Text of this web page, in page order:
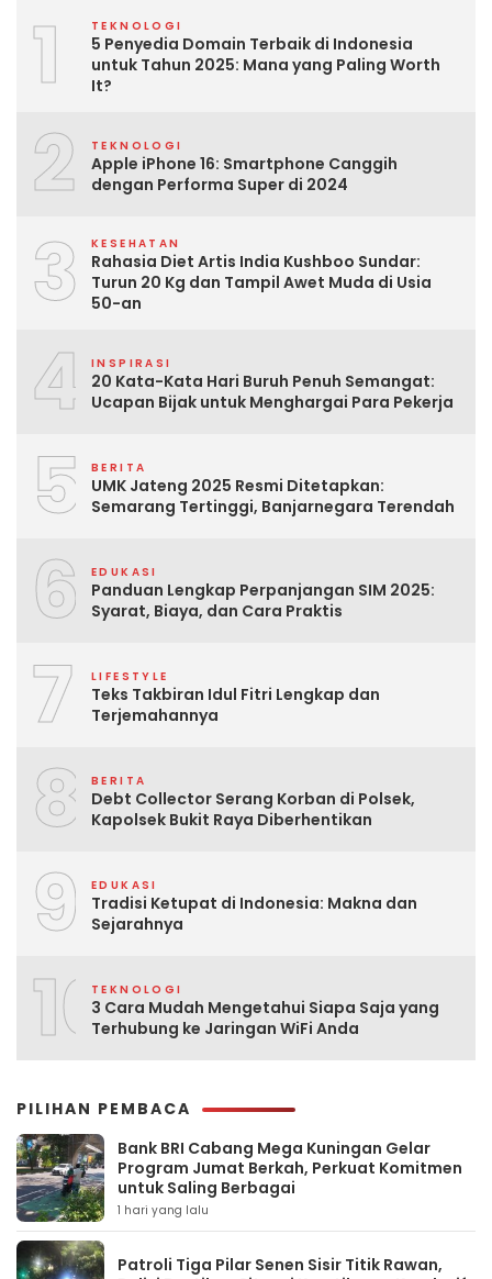
1 TEKNOLOGI
5 Penyedia Domain Terbaik di Indonesia
untuk Tahun 2025: Mana yang Paling Worth
It?
2 TEKNOLOGI
Apple iPhone 16: Smartphone Canggih
dengan Performa Super di 2024
3 KESEHATAN
Rahasia Diet Artis India Kushboo Sundar:
Turun 20 Kg dan Tampil Awet Muda di Usia
50-an
4 INSPIRASI
20 Kata-Kata Hari Buruh Penuh Semangat:
Ucapan Bijak untuk Menghargai Para Pekerja
5 BERITA
UMK Jateng 2025 Resmi Ditetapkan:
Semarang Tertinggi, Banjarnegara Terendah
6 EDUKASI
Panduan Lengkap Perpanjangan SIM 2025:
Syarat, Biaya, dan Cara Praktis
7 LIFESTYLE
Teks Takbiran Idul Fitri Lengkap dan
Terjemahannya
8 BERITA
Debt Collector Serang Korban di Polsek,
Kapolsek Bukit Raya Diberhentikan
9 EDUKASI
Tradisi Ketupat di Indonesia: Makna dan
Sejarahnya
10TEKNOLOGI
3 Cara Mudah Mengetahui Siapa Saja yang
Terhubung ke Jaringan WiFi Anda
PILIHAN PEMBACA
Bank BRI Cabang Mega Kuningan Gelar
Program Jumat Berkah, Perkuat Komitmen
untuk Saling Berbagai
1 hari yang lalu
Patroli Tiga Pilar Senen Sisir Titik Rawan,